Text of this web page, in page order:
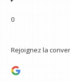
0
Rejoignez la